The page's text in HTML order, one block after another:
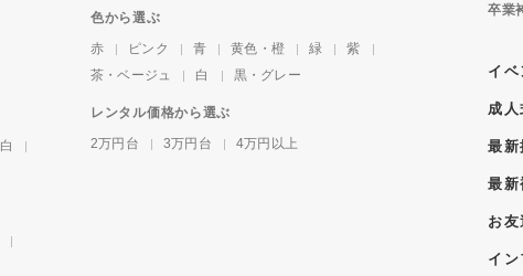
白
色から選ぶ
赤
ピンク 青 黄色・橙 緑
紫
茶・ベージュ
白 黒・グレー
レンタル価格から選ぶ
2万円台
3万円台 4万円以上
卒業
イ
成
最
最
お
イ